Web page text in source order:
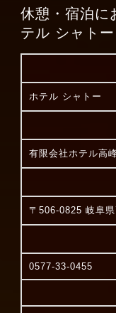
休憩・宿泊に
テル シャトー
ホテル シャトー
有限会社ホテル高
〒506-0825 岐阜
0577-33-0455